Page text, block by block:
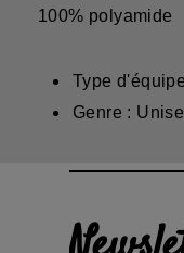
100% polyamide
Type
Genre :